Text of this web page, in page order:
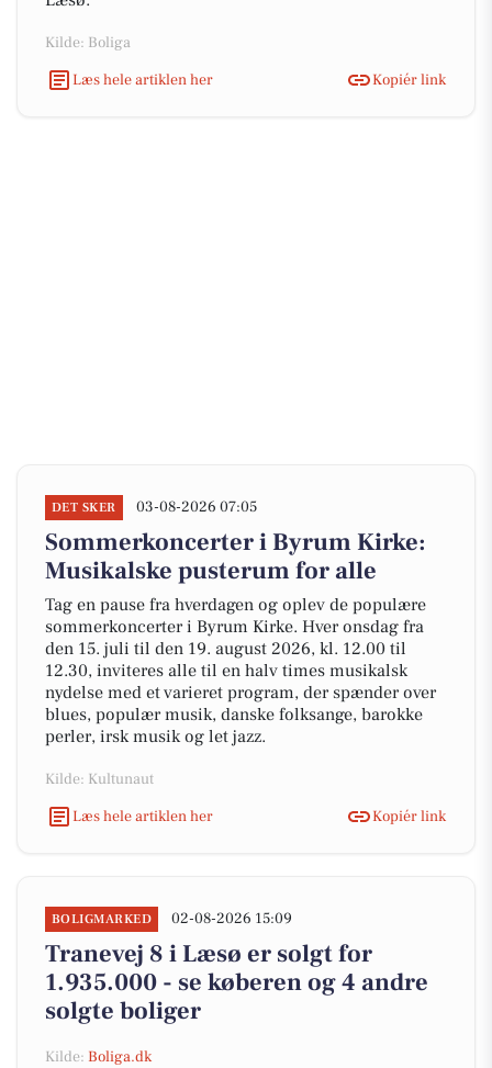
Kilde: Boliga
Læs hele artiklen her
Kopiér link
DET SKER 03-08-2026 07:05
Sommerkoncerter i Byrum Kirke:
Musikalske pusterum for alle
Tag en pause fra hverdagen og oplev de populære
sommerkoncerter i Byrum Kirke. Hver onsdag fra
den 15. juli til den 19. august 2026, kl. 12.00 til
12.30, inviteres alle til en halv times musikalsk
nydelse med et varieret program, der spænder over
blues, populær musik, danske folksange, barokke
perler, irsk musik og let jazz.
Kilde: Kultunaut
Læs hele artiklen her
Kopiér link
BOLIGMARKED 02-08-2026 15:09
Tranevej 8 i Læsø er solgt for
1.935.000 - se køberen og 4 andre
solgte boliger
Kilde: Boliga.dk